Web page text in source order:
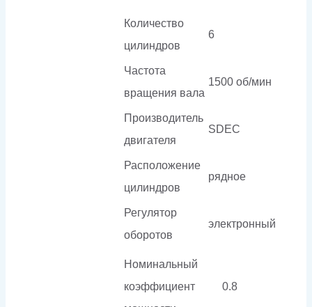
Количество
цилиндров
6
Частота
вращения вала
1500 об/мин
Производитель
двигателя
SDEC
Расположение
цилиндров
рядное
Регулятор
оборотов
электронный
Номинальный
коэффициент
0.8